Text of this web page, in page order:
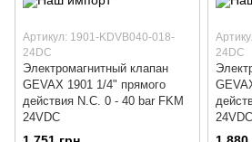
Артикул: 1901-KDVB040-018-
24DC
Электромагнитный клапан
GEVAX 1901 1/4" прямого
действия N.C. 0 - 40 bar FKM
24VDC
24DC
24VDC